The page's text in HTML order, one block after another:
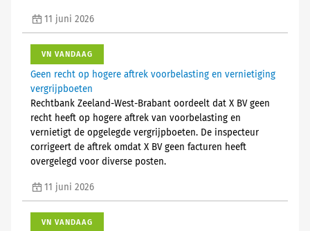
11 juni 2026
VN VANDAAG
Geen recht op hogere aftrek voorbelasting en vernietiging
vergrijpboeten
Rechtbank Zeeland-West-Brabant oordeelt dat X BV geen
recht heeft op hogere aftrek van voorbelasting en
vernietigt de opgelegde vergrijpboeten. De inspecteur
corrigeert de aftrek omdat X BV geen facturen heeft
overgelegd voor diverse posten.
11 juni 2026
VN VANDAAG